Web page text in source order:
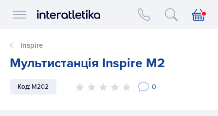
Interatletika logo
Inspire
Мультистанція Inspire M2
Код: M202 0